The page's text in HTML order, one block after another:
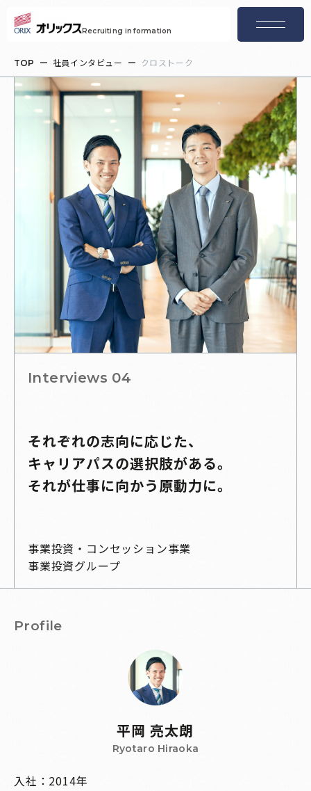
Recruiting information menu
TOP 社員インタビュー クロストーク
Interviews 04
それぞれの志向に応じた、
キャリアパスの選択肢がある。
それが仕事に向かう原動力に。
事業投資・コンセッション事業
事業投資グループ
Profile
平岡 亮太朗
Ryotaro Hiraoka
入社：2014年